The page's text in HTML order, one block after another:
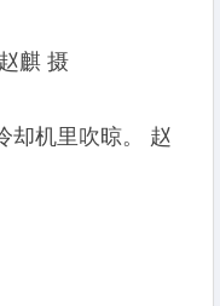
麒 摄
却机里吹晾。 赵